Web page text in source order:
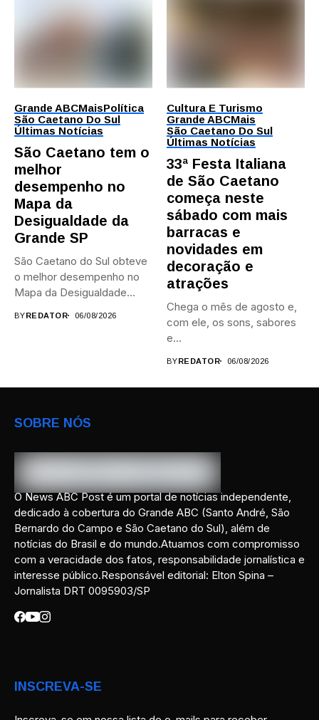
Grande ABCMaisPolítica
São Caetano Do Sul
Últimas Notícias
São Caetano tem o
melhor
desempenho no
Mapa da
Desigualdade da
Grande SP
São Caetano do Sul obteve
o melhor desempenho no
Mapa da Desigualdade...
BYREDATOR 06/08/2026
Cultura E Turismo
Grande ABCMais
São Caetano Do Sul
Últimas Notícias
33ª Festa Italiana
de São Caetano
começa neste
sábado com mais
barracas e
novidades em
decoração e
atrações
Chega o mês de agosto e,
com ele, os sons, sabores
e...
BYREDATOR 06/08/2026
SOBRE NÓS
O News ABC Post é um portal de notícias independente,
dedicado à cobertura do Grande ABC (Santo André, São
Bernardo do Campo e São Caetano do Sul), além de
notícias do Brasil e do mundo.Atuamos com compromisso
com a veracidade dos fatos, responsabilidade jornalística e
interesse público.Responsável editorial: Elton Spina –
Jornalista DRT 0095903/SP
INSCREVA-SE